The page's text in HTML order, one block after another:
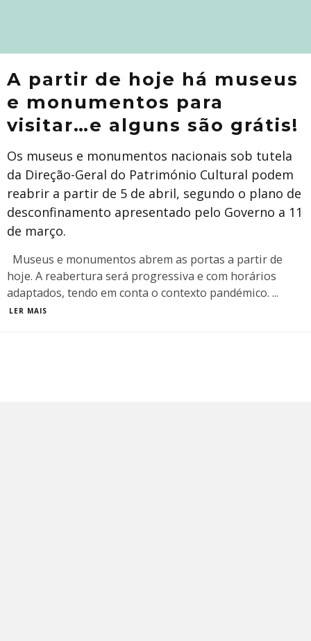
A partir de hoje há museus
e monumentos para
visitar…e alguns são grátis!
Os museus e monumentos nacionais sob tutela
da Direção-Geral do Património Cultural podem
reabrir a partir de 5 de abril, segundo o plano de
desconfinamento apresentado pelo Governo a 11
de março.
Museus e monumentos abrem as portas a partir de
hoje. A reabertura será progressiva e com horários
adaptados, tendo em conta o contexto pandémico. ...
LER MAIS